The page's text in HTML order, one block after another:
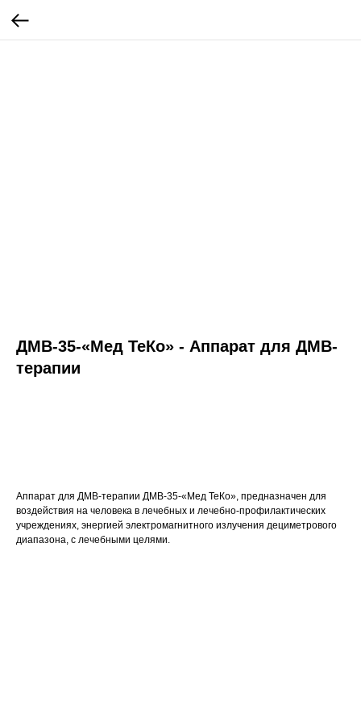
ДМВ-35-«Мед ТеКо» - Аппарат для ДМВ-
терапии
Аппарат для ДМВ-терапии ДМВ-35-«Мед ТеКо», предназначен для
воздействия на человека в лечебных и лечебно-профилактических
учреждениях, энергией электромагнитного излучения дециметрового
диапазона, с лечебными целями.